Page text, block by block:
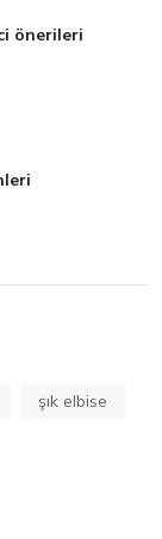
önerileri
şık elbise